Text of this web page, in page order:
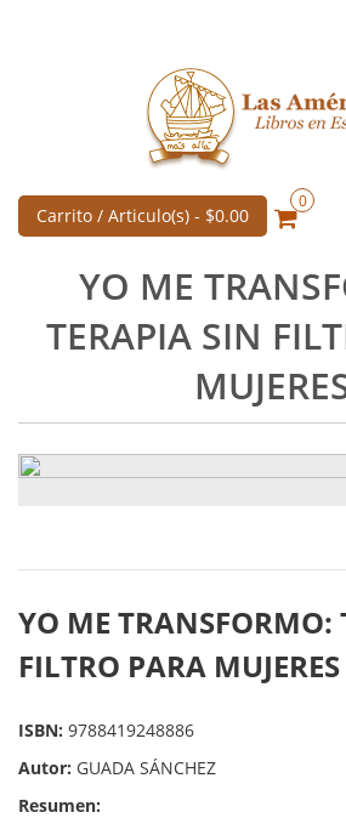
Carrito / Articulo(s) - $0.00
0
YO ME
TERAPIA SIN
YO ME TRANSFORMO:
FILTRO PARA MUJERES
ISBN: 9788419248886
Autor: GUADA SÁNCHEZ
Resumen: